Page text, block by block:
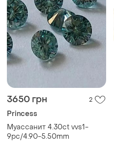
3650 грн 2
Princess
Муассанит 4.30ct vvs1-
9pc/4.90-5.50mm